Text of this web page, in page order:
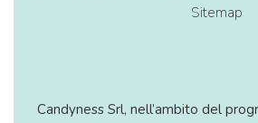
Sitemap
Candyness Srl, nell’ambito del